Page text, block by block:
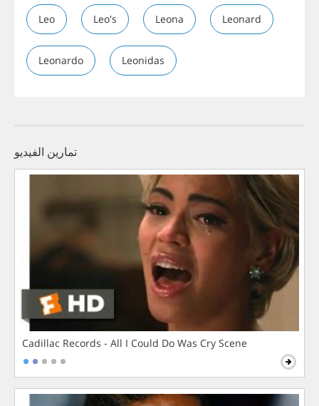
Leo Leo's Leona Leonard
Leonardo Leonidas
تمارين الفيديو
Cadillac Records - All I Could Do Was Cry Scene